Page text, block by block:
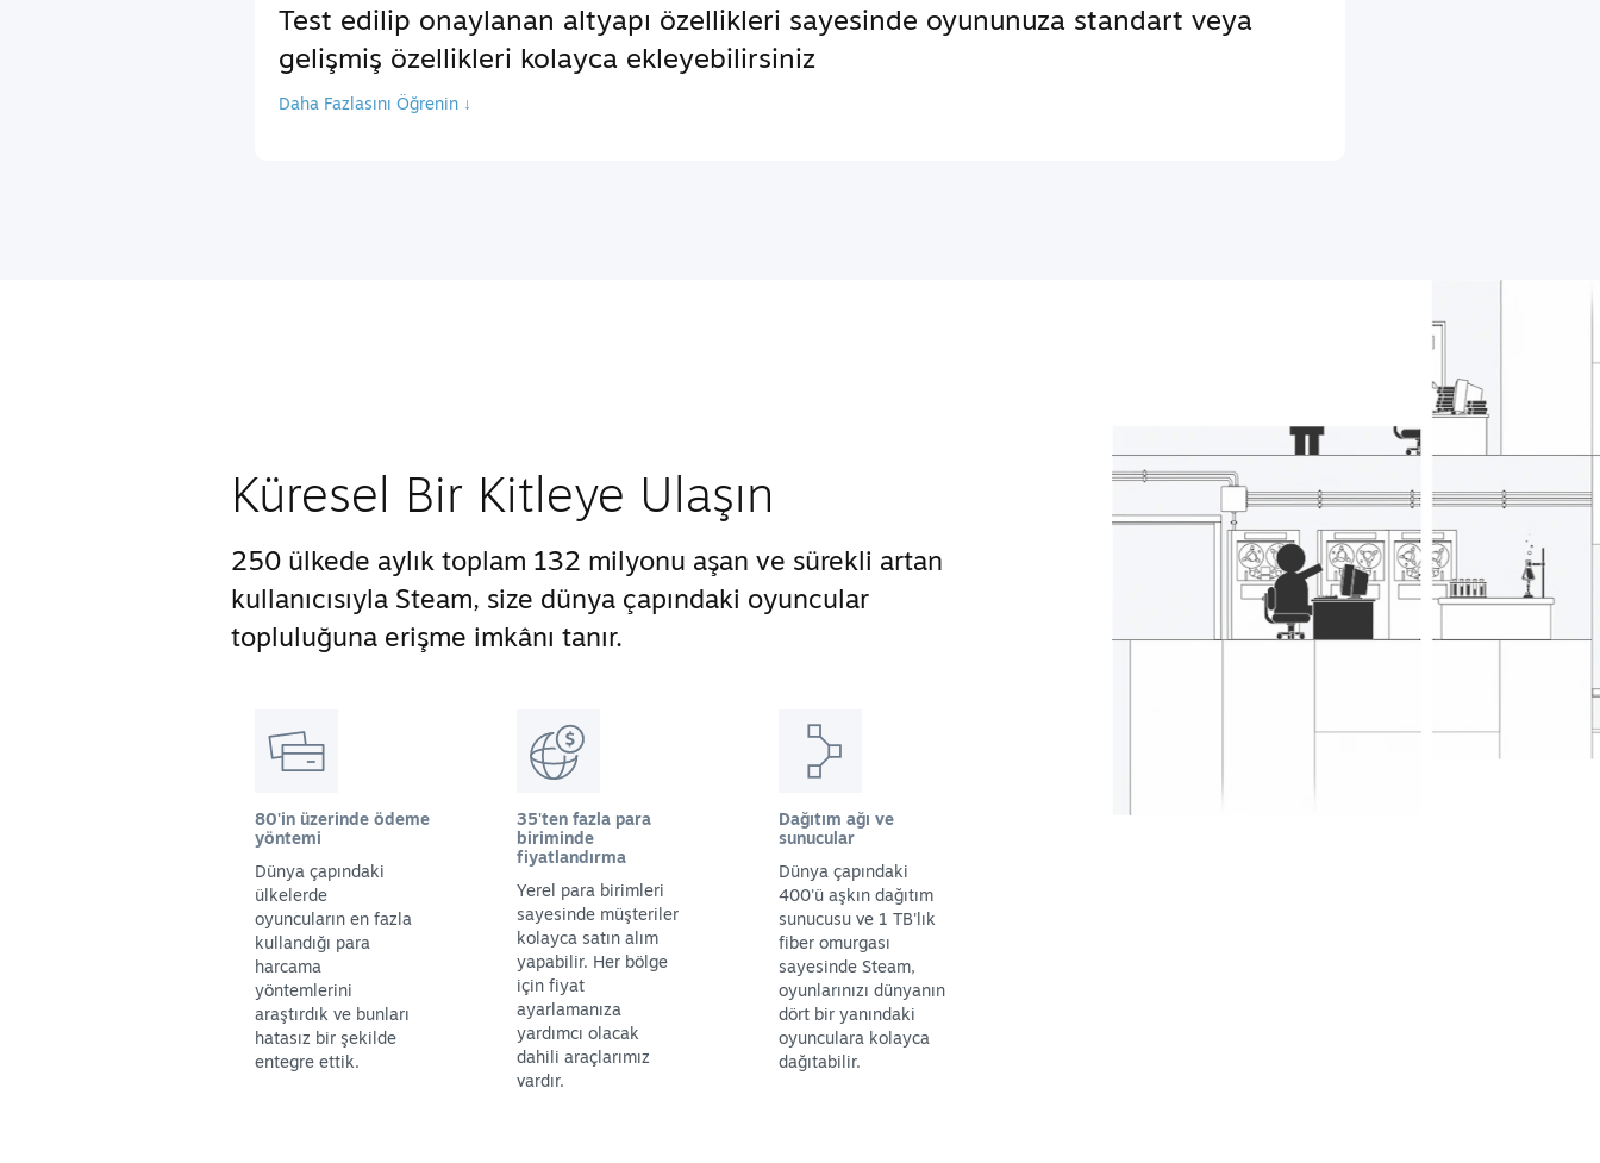
Test edilip onaylanan altyapı özellikleri sayesinde oyununuza standart veya
gelişmiş özellikleri kolayca ekleyebilirsiniz
Daha Fazlasını Öğrenin ↓
Küresel Bir Kitleye Ulaşın
250 ülkede aylık toplam 132 milyonu aşan ve sürekli artan
kullanıcısıyla Steam, size dünya çapındaki oyuncular
topluluğuna erişme imkânı tanır.
80'in üzerinde ödeme
yöntemi
Dünya çapındaki
ülkelerde
oyuncuların en fazla
kullandığı para
harcama
yöntemlerini
araştırdık ve bunları
hatasız bir şekilde
entegre ettik.
35'ten fazla para
biriminde
fiyatlandırma
Yerel para birimleri
sayesinde müşteriler
kolayca satın alım
yapabilir. Her bölge
için fiyat
ayarlamanıza
yardımcı olacak
dahili araçlarımız
vardır.
Dağıtım ağı ve
sunucular
Dünya çapındaki
400'ü aşkın dağıtım
sunucusu ve 1 TB'lık
fiber omurgası
sayesinde Steam,
oyunlarınızı dünyanın
dört bir yanındaki
oyunculara kolayca
dağıtabilir.